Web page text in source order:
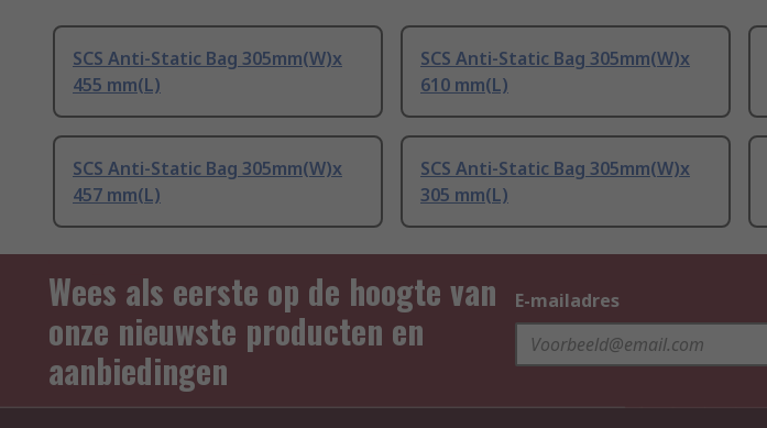
SCS Anti-Static Bag 305mm(W)x
455 mm(L)
SCS Anti-Static Bag 305mm(W)x
610 mm(L)
SCS Anti-Static Bag 305mm(W)x
457 mm(L)
SCS Anti-Static Bag 305mm(W)x
305 mm(L)
Wees als eerste op de hoogte van
onze nieuwste producten en
aanbiedingen
E-mailadres